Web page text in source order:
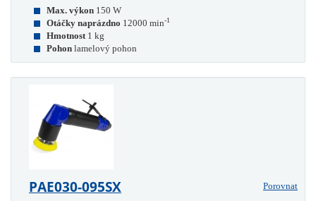
Max. výkon 150 W
Otáčky naprázdno 12000 min-1
Hmotnost 1 kg
Pohon lamelový pohon
PAE030-095SX
Porovnat